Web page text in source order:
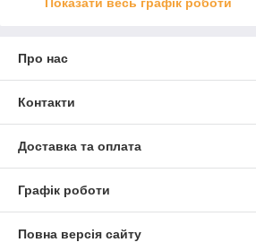
Показати весь графік роботи
Про нас
Контакти
Доставка та оплата
Графік роботи
Повна версія сайту